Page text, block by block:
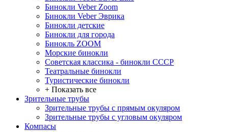
Бинокли Veber Zoom
Бинокли Veber Эврика
Бинокли детские
Бинокли для города
Бинокль ZOOM
Морские бинокли
Советская классика - бинокли СССР
Театральные бинокли
Туристические бинокли
+ Показать все
Зрительные трубы
Зрительные трубы с прямым окуляром
Зрительные трубы с угловым окуляром
Компасы